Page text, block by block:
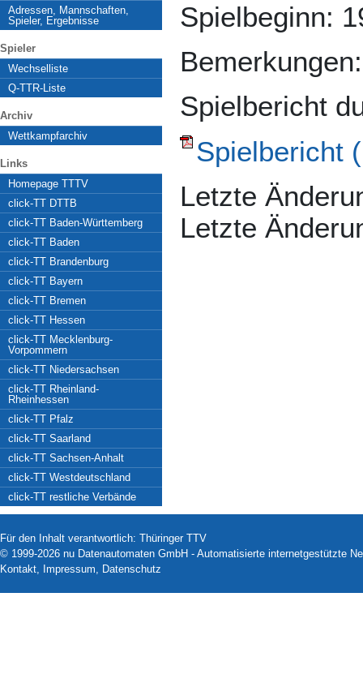
Adressen, Mannschaften,
Spieler, Ergebnisse
Spieler
Wechselliste
Q-TTR-Liste
Archiv
Wettkampfarchiv
Links
Homepage TTTV
click-TT DTTB
click-TT Baden-Württemberg
click-TT Baden
click-TT Brandenburg
click-TT Bayern
click-TT Bremen
click-TT Hessen
click-TT Mecklenburg-
Vorpommern
click-TT Niedersachsen
click-TT Rheinland-
Rheinhessen
click-TT Pfalz
click-TT Saarland
click-TT Sachsen-Anhalt
click-TT Westdeutschland
click-TT restliche Verbände
Spielbeginn:
Bemerkungen:
Spielbericht
Spielbericht
Letzte
Letzte
Für den Inhalt verantwortlich: Thüringer TTV
© 1999-2026 nu Datenautomaten GmbH - Automatisierte internetgestützte
Kontakt, Impressum, Datenschutz